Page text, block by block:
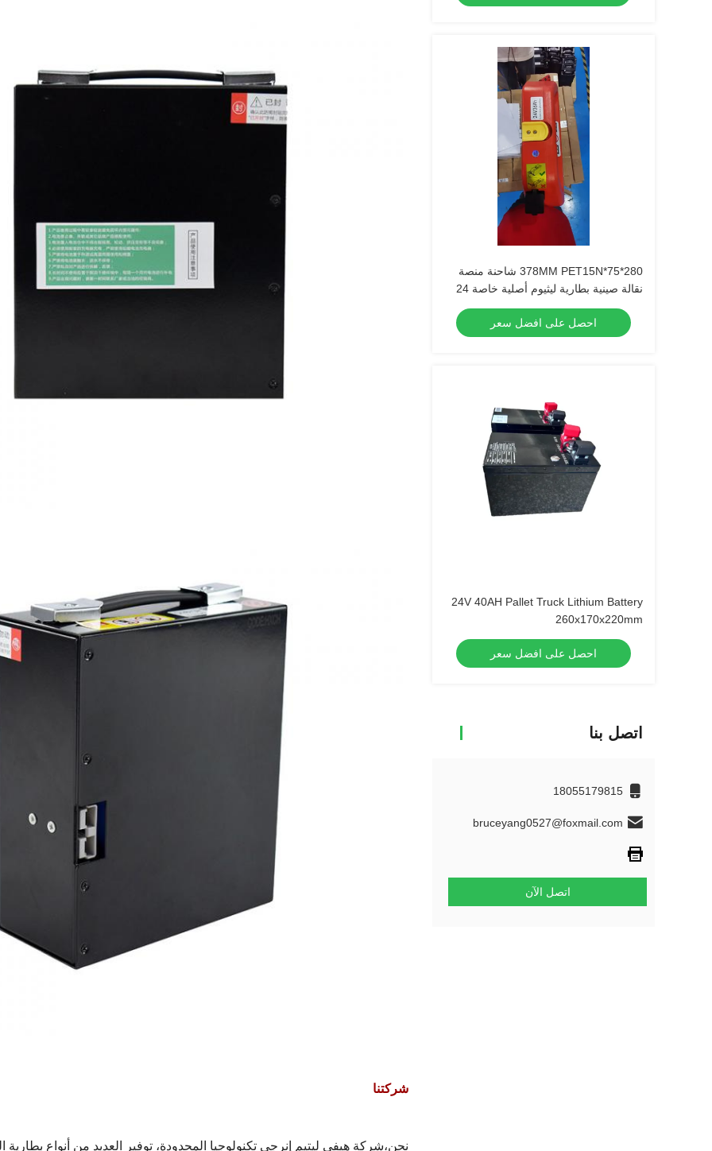
280*75*378MM PET15N شاحنة منصة
نقالة صينية بطارية ليثيوم أصلية خاصة 24
فولت 36 أمبير
احصل على افضل سعر
24V 40AH Pallet Truck Lithium Battery
260x170x220mm
احصل على افضل سعر
اتصل بنا
18055179815
bruceyang0527@foxmail.com
اتصل الآن
شركتنا
نحن،شركة هيفي ليتيم إنرجي تكنولوجيا المحدودة، توفير العديد من أنواع